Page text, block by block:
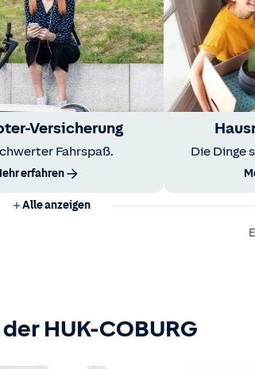
Versicherung
Fahrspaß.
erfahren
Die Dinge
Alle anzeigen
HUK-COBURG